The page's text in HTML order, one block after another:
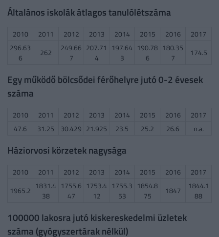
Általános iskolák átlagos tanulólétszáma
2010 2011 2012 2013 2014 2015 2016
2017
296.63
6
262
249.66
7
207.71
4
197.64
3
190.78
6
180.35
7
174.5
Egy működő bölcsődei férőhelyre jutó 0-2 évesek
száma
2010 2011 2012 2013 2014 2015 2016
2017
47.6
31.25 30.429 21.925 23.5 25.2 26.6 n.a.
Háziorvosi körzetek nagysága
2010 2011 2012 2013 2014 2015 2016
2017
1965.2 1831.4
38
1755.6
47
1753.4
12
1755.3
53
1854.8
75
1847
1844.1
88
100000 lakosra jutó kiskereskedelmi üzletek
száma (gyógyszertárak nélkül)